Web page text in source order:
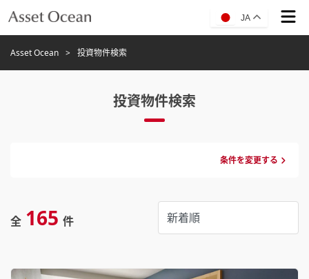
JA
Asset Ocean 投資物件検索
投資物件検索
条件を変更する
全 165 件